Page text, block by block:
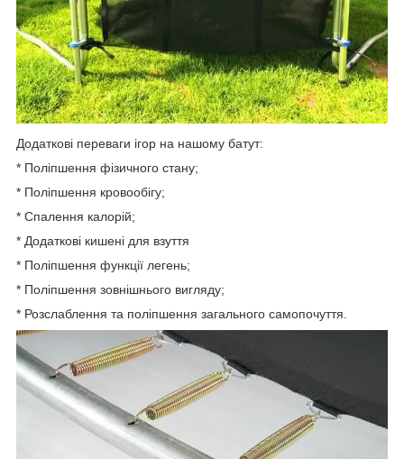
Додаткові переваги ігор на нашому батут:
* Поліпшення фізичного стану;
* Поліпшення кровообігу;
* Спалення калорій;
* Додаткові кишені для взуття
* Поліпшення функції легень;
* Поліпшення зовнішнього вигляду;
* Розслаблення та поліпшення загального самопочуття.